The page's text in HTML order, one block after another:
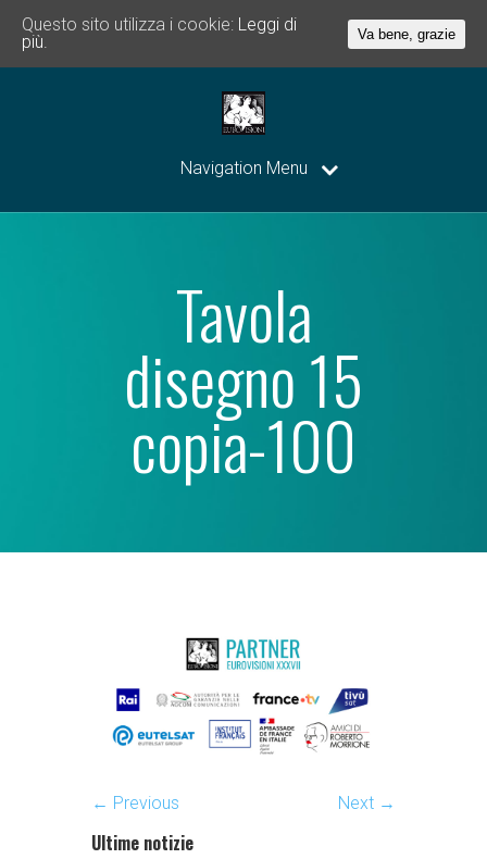
Navigation Menu
Tavola
disegno 15
copia-100
← Previous Next →
Ultime notizie
Questo sito utilizza i cookie: Leggi di
più.
Va bene, grazie